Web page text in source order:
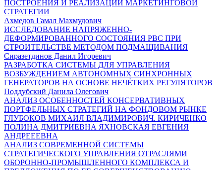
ПОСТРОЕНИЯ И РЕАЛИЗАЦИИ МАРКЕТИНГОВОЙ
СТРАТЕГИИ
Ахмедов Гамал Махмудович
ИССЛЕДОВАНИЕ НАПРЯЖЕННО-
ДЕФОРМИРОВАННОГО СОСТОЯНИЯ РВС ПРИ
СТРОИТЕЛЬСТВЕ МЕТОДОМ ПОДМАЩИВАНИЯ
Сиразетдинов Данил Игоревич
РАЗРАБОТКА СИСТЕМЫ ДЛЯ УПРАВЛЕНИЯ
ВОЗБУЖДЕНИЕМ АВТОНОМНЫХ СИНХРОННЫХ
ГЕНЕРАТОРОВ НА ОСНОВЕ НЕЧЁТКИХ РЕГУЛЯТОРОВ
Поддубский Данила Олегович
АНАЛИЗ ОСОБЕННОСТЕЙ КОНСЕРВАТИВНЫХ
ПОРТФЕЛЬНЫХ СТРАТЕГИЙ НА ФОНДОВОМ РЫНКЕ
ГЛУБОКОВ МИХАИЛ ВЛАДИМИРОВИЧ. КИРИЧЕНКО
ПОЛИНА ДМИТРИЕВНА ЯХНОВСКАЯ ЕВГЕНИЯ
АНДРЕЕЕВНА
АНАЛИЗ СОВРЕМЕННОЙ СИСТЕМЫ
СТРАТЕГИЧЕСКОГО УПРАВЛЕНИЯ ОТРАСЛЯМИ
ОБОРОННО-ПРОМЫШЛЕННОГО КОМПЛЕКСА И